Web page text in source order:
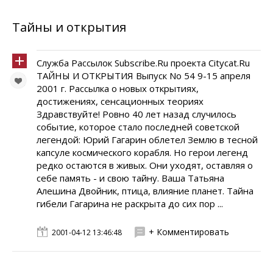
Тайны и открытия
Служба Рассылок Subscribe.Ru проекта Citycat.Ru
ТАЙНЫ И ОТКРЫТИЯ Выпуск No 54 9-15 апреля
2001 г. Рассылка о новых открытиях,
достижениях, сенсационных теориях
Здравствуйте! Ровно 40 лет назад случилось
событие, которое стало последней советской
легендой: Юрий Гагарин облетел Землю в тесной
капсуле космического корабля. Но герои легенд
редко остаются в живых. Они уходят, оставляя о
себе память - и свою тайну. Ваша Татьяна
Алешина Двойник, птица, влияние планет. Тайна
гибели Гагарина не раскрыта до сих пор ...
2001-04-12 13:46:48 + Комментировать